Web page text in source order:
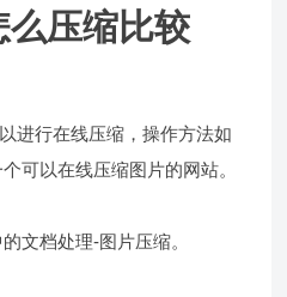
压缩比较
进行在线压缩，操作方法如
可以在线压缩图片的网站。
文档处理-图片压缩。